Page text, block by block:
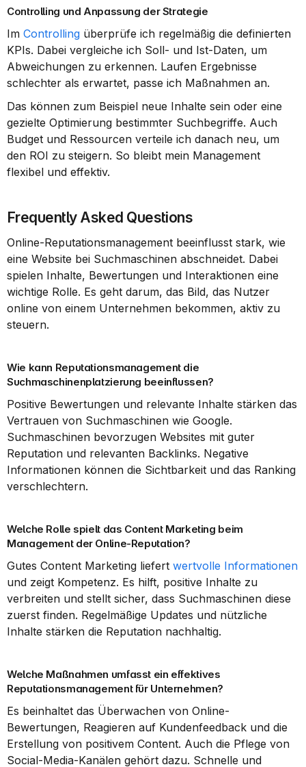
Controlling und Anpassung der Strategie
Im Controlling überprüfe ich regelmäßig die definierten
KPIs. Dabei vergleiche ich Soll- und Ist-Daten, um
Abweichungen zu erkennen. Laufen Ergebnisse
schlechter als erwartet, passe ich Maßnahmen an.
Das können zum Beispiel neue Inhalte sein oder eine
gezielte Optimierung bestimmter Suchbegriffe. Auch
Budget und Ressourcen verteile ich danach neu, um
den ROI zu steigern. So bleibt mein Management
flexibel und effektiv.
Frequently Asked Questions
Online-Reputationsmanagement beeinflusst stark, wie
eine Website bei Suchmaschinen abschneidet. Dabei
spielen Inhalte, Bewertungen und Interaktionen eine
wichtige Rolle. Es geht darum, das Bild, das Nutzer
online von einem Unternehmen bekommen, aktiv zu
steuern.
Wie kann Reputationsmanagement die
Suchmaschinenplatzierung beeinflussen?
Positive Bewertungen und relevante Inhalte stärken das
Vertrauen von Suchmaschinen wie Google.
Suchmaschinen bevorzugen Websites mit guter
Reputation und relevanten Backlinks. Negative
Informationen können die Sichtbarkeit und das Ranking
verschlechtern.
Welche Rolle spielt das Content Marketing beim
Management der Online-Reputation?
Gutes Content Marketing liefert wertvolle Informationen
und zeigt Kompetenz. Es hilft, positive Inhalte zu
verbreiten und stellt sicher, dass Suchmaschinen diese
zuerst finden. Regelmäßige Updates und nützliche
Inhalte stärken die Reputation nachhaltig.
Welche Maßnahmen umfasst ein effektives
Reputationsmanagement für Unternehmen?
Es beinhaltet das Überwachen von Online-
Bewertungen, Reagieren auf Kundenfeedback und die
Erstellung von positivem Content. Auch die Pflege von
Social-Media-Kanälen gehört dazu. Schnelle und